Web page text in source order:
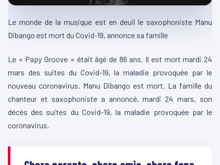
Le monde de la musique est en deuil le saxophoniste Manu
Dibango est mort du Covid-19, annonce sa famille
Le « Papy Groove » était âgé de 86 ans. Il est mort mardi 24
mars des suites du Covid-19, la maladie provoquée par le
nouveau coronavirus. Manu Dibango est mort. La famille du
chanteur et saxophoniste a annoncé, mardi 24 mars, son
décès des suites du Covid-19, la maladie provoquée par le
coronavirus.